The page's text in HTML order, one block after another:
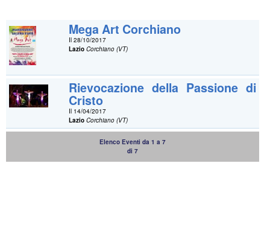
Mega Art Corchiano
Il 28/10/2017
Lazio Corchiano (VT)
Rievocazione della Passione di
Cristo
Il 14/04/2017
Lazio Corchiano (VT)
Elenco Eventi da 1 a 7
di 7